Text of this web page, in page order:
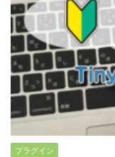
プラグイン